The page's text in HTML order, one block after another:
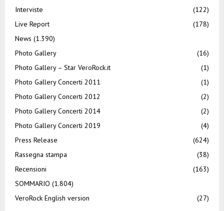
Interviste
(122)
Live Report
(178)
News (1.390)
Photo Gallery
(16)
Photo Gallery – Star VeroRock.it
(1)
Photo Gallery Concerti 2011
(1)
Photo Gallery Concerti 2012
(2)
Photo Gallery Concerti 2014
(2)
Photo Gallery Concerti 2019
(4)
Press Release
(624)
Rassegna stampa
(38)
Recensioni
(163)
SOMMARIO (1.804)
VeroRock English version
(27)